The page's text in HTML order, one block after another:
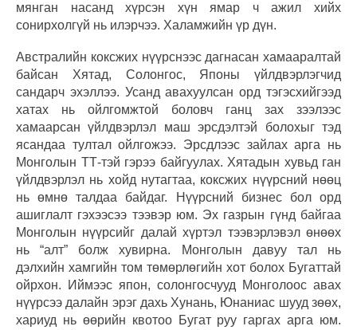
мянган насанд хүрсэн хүн ямар ч ажил хийх
сонирхолгүй нь илэрчээ. Халамжийн үр дүн.
Австралийн коксжих нүүрснээс дагнасан хамааралтай
байсан Хятад, Солонгос, Японы үйлдвэрлэгчид
сандарч эхэллээ. Усанд авахуулсан орд тэгэсхийгээд
хатах нь ойлгомжтой боловч ганц зах зээлээс
хамаарсан үйлдвэрлэл маш эрсдэлтэй болохыг тэд
ясандаа тултал ойлгожээ. Эрсдлээс зайлах арга нь
Монголын ТТ-тэй гэрээ байгуулах. Хятадын хувьд ган
үйлдвэрлэл нь хойд нутагтаа, коксжих нүүрсний нөөц
нь өмнө талдаа байдаг. Нүүрсний бизнес бол орд
ашиглалт гэхээсээ тээвэр юм. Эх газрын гүнд байгаа
Монголын нүүрсийг далай хүртэл тээвэрлэвэл өнөөх
нь “алт” болж хувирна. Монголын давуу тал нь
дэлхийн хамгийн том төмөрлөгийн хот болох Бугаттай
ойрхон. Иймээс япон, солонгосчууд Монголоос авах
нүүрсээ далайн эрэг дахь Хунань, Юнаниас шууд зөөх,
хариуд нь өөрийн квотоо Бугат руу гаргах арга юм.